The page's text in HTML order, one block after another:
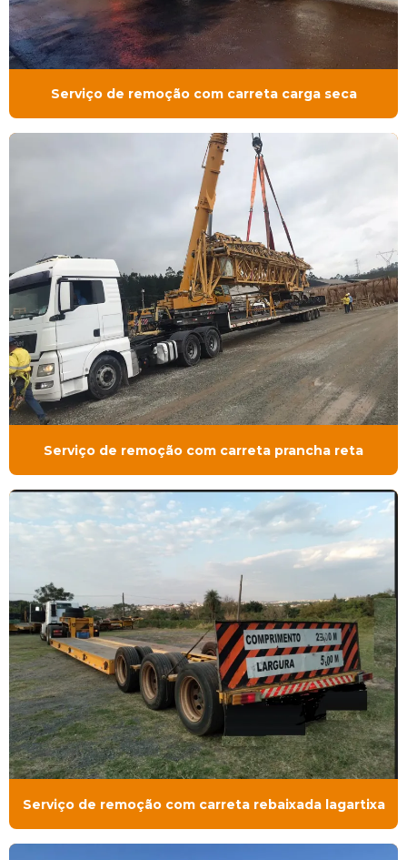
Serviço de remoção com carreta carga seca
Serviço de remoção com carreta prancha reta
Serviço de remoção com carreta rebaixada lagartixa